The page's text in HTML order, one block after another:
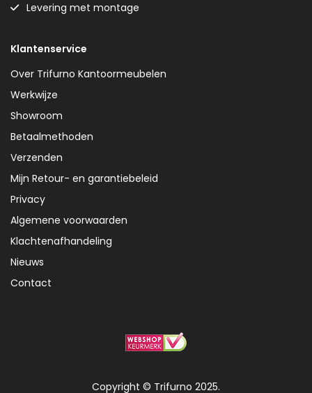
Levering met montage
Klantenservice
Over Trifurno Kantoormeubelen
Werkwijze
Showroom
Betaalmethoden
Verzenden
Mijn Retour- en garantiebeleid
Privacy
Algemene voorwaarden
Klachtenafhandeling
Nieuws
Contact
Copyright © Trifurno 2025.